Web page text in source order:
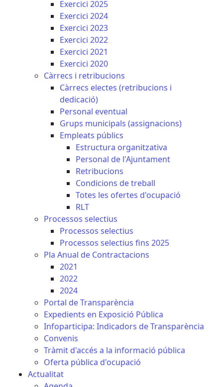
Exercici 2025
Exercici 2024
Exercici 2023
Exercici 2022
Exercici 2021
Exercici 2020
Càrrecs i retribucions
Càrrecs electes (retribucions i
dedicació)
Personal eventual
Grups municipals (assignacions)
Empleats públics
Estructura organitzativa
Personal de l'Ajuntament
Retribucions
Condicions de treball
Totes les ofertes d'ocupació
RLT
Processos selectius
Processos selectius
Processos selectius fins 2025
Pla Anual de Contractacions
2021
2022
2024
Portal de Transparència
Expedients en Exposició Pública
Infoparticipa: Indicadors de Transparència
Convenis
Tràmit d'accés a la informació pública
Oferta pública d'ocupació
Actualitat